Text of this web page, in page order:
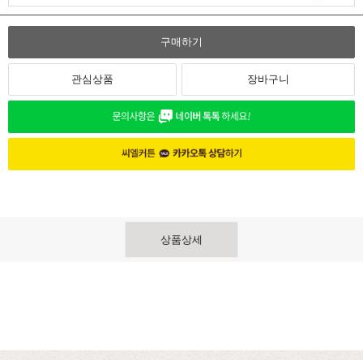
구매하기
관심상품 장바구니
상품상세